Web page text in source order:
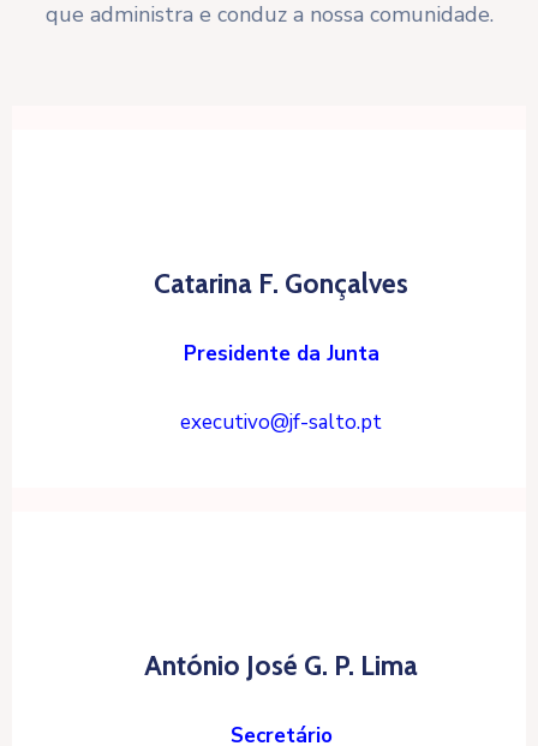
que administra e conduz a nossa comunidade.
Catarina F. Gonçalves
Presidente da Junta
executivo@jf-salto.pt
António José G. P. Lima
Secretário